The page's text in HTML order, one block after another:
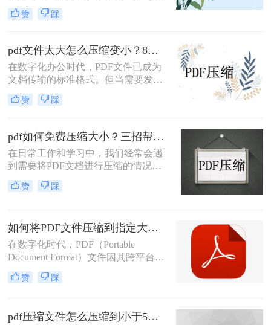
够保持原始文档的排版和布局。然
而，有时候PDF文件可能会变得非常
复杂图表时。过大的PDF文件不仅占
用存储空间，而且在传输过程中也会
遇到诸多不便。那么pdf文件怎么压缩
呢？为了应对这些问题，本文将介绍
三种实用的方法来压缩PDF文件大
小。
赞 踩
pdf文件太大怎么压缩变小？8种方法让文件轻松"瘦身"！
在数字化办公时代，PDF文件已成为
文档传输的标准格式。但当需要发送
设计图册、学术论文或商务报告时，
动辄上百MB的PDF文件常常令人头
呢？本文为您整理8种实用压缩方
法，助您快速解决文件过大的难题。
赞 踩
pdf如何免费压缩大小？三招帮你轻松解决大小问题！
在日常工作和学习中，我们经常会遇
到需要将PDF文档进行压缩的情况。
不仅可以减小文件大小，便于存储和
传输，还可以提高文件的加载速度和
效的方法。
赞 踩
如何将PDF文件压缩到指定大小？两种方法教你压缩pdf
在数字化时代，PDF（Portable
Document Format）文件因其跨平台兼
容性和保持文档格式不变的特性而广
受欢迎。然而，随着文档内容的增
可能影响文件传输的速度。因此，将
赞 踩
pdf压缩文件怎么压缩到小于5M？3种方法教你压缩pdf